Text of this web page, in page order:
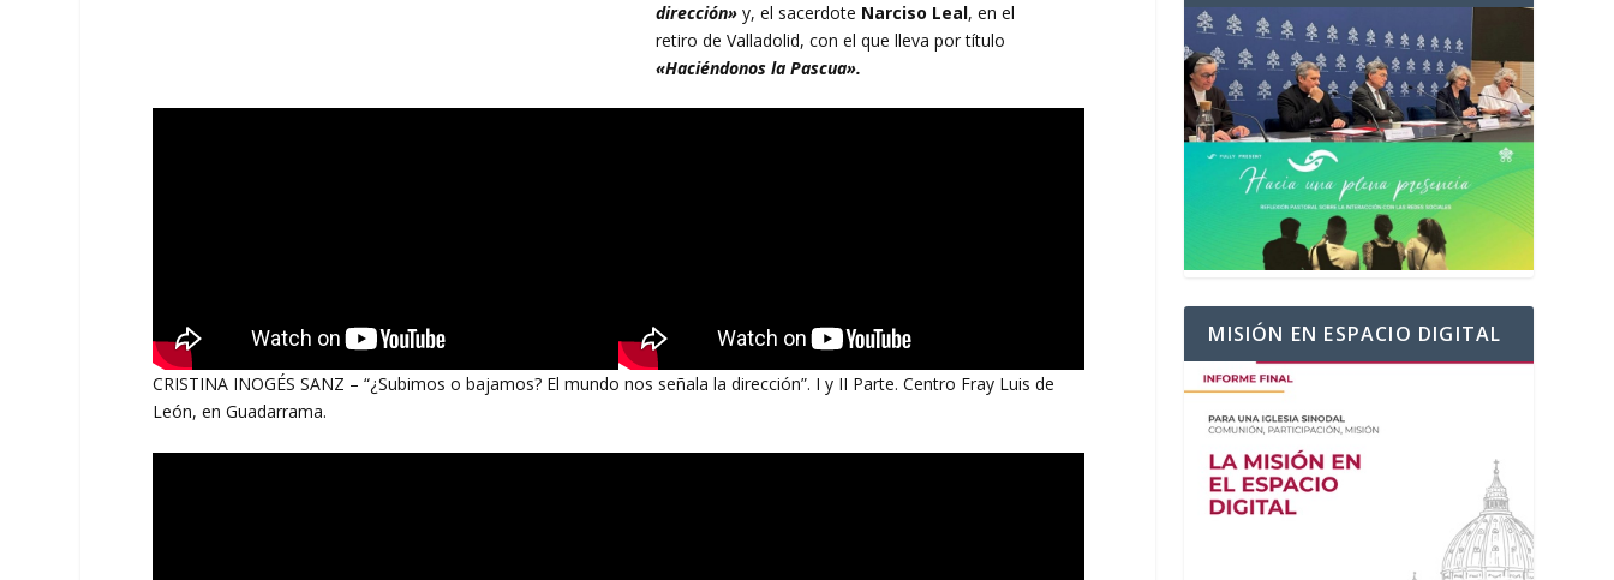
dirección»y, el sacerdote Narciso Leal, en el
retiro de Valladolid, con el que lleva por título
«Haciéndonos la Pascua».
CRISTINA INOGÉS SANZ – “¿Subimos o bajamos? El mundo nos señala la dirección”. I y II Parte. Centro Fray Luis de
León, en Guadarrama.
MISIÓN EN ESPACIO DIGITAL